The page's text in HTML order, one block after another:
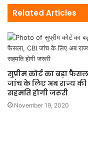
Related Articles
सुप्रीम कोर्ट का बड़ा
जांच के लिए अब राज्य की
सहमति होगी जरूरी
November 19, 2020